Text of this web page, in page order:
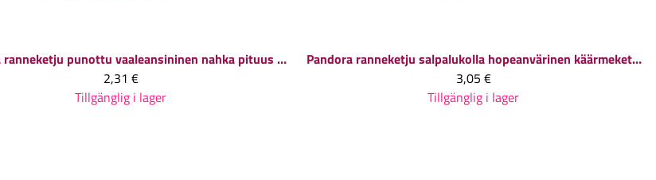
Pandora ranneketju punottu vaaleansininen nahka pituus n. 19 cm, 1 kpl
2,31 €
Tillgänglig i lager
Pandora ranneketju salpalukolla hopeanvärinen käärmeketju 18 cm, 1 kpl
3,05 €
Tillgänglig i lager